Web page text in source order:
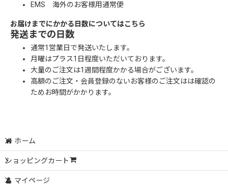
EMS 海外のお客様用通常便
お届けまでにかかる日数についてはこちら
発送までの日数
通常1営業日で発送いたします。
月曜はプラス1日程度いただいております。
大量のご注文は1週間程度かかる場合がございます。
高額のご注文・会員登録のないお客様のご注文はは確認の
ためお時間がかかります。
ホーム
ショッピングカート
マイページ